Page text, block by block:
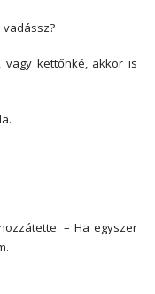
vadássz?
kettőnké, akkor is
– Ha egyszer